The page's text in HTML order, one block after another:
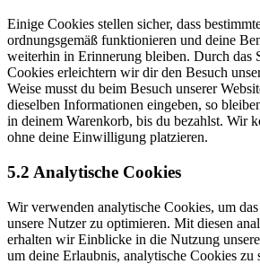
Einige Cookies stellen sicher, dass
ordnungsgemäß funktionieren und deine
weiterhin in Erinnerung bleiben. Durch das
Cookies erleichtern wir dir den Besuch
Weise musst du beim Besuch unserer
dieselben Informationen eingeben, so
in deinem Warenkorb, bis du bezahlst. Wir
ohne deine Einwilligung platzieren.
5.2 Analytische Cookies
Wir verwenden analytische Cookies, um
unsere Nutzer zu optimieren. Mit diesen
erhalten wir Einblicke in die Nutzung
um deine Erlaubnis, analytische Cookies zu